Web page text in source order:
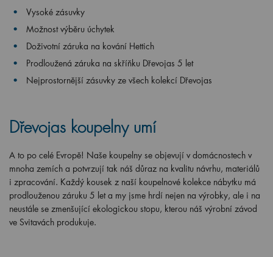
Vysoké zásuvky
Možnost výběru úchytek
Doživotní záruka na kování Hettich
Prodloužená záruka na skříňku Dřevojas 5 let
Nejprostornější zásuvky ze všech kolekcí Dřevojas
Dřevojas koupelny umí
A to po celé Evropě! Naše koupelny se objevují v domácnostech v
mnoha zemích a potvrzují tak náš důraz na kvalitu návrhu, materiálů
i zpracování. Každý kousek z naší koupelnové kolekce nábytku má
prodlouženou záruku 5 let a my jsme hrdí nejen na výrobky, ale i na
neustále se zmenšující ekologickou stopu, kterou náš výrobní závod
ve Svitavách produkuje.